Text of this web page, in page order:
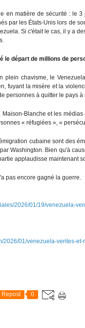
en matière de sécurité : le
par les États-Unis lors de
Si c'était le cas, il y a
le départ de millions de
plein chavisme, le
fuyant la misère et la
personnes à quitter le pays
Blanche et les
« réfugiées », «
cubaine sont des
Washington. Bien qu'à
applaudisse maintenant
pas encore gagné la guerre.
2026/01/19/venezuela-
2026/01/venezuela-verites-
Repost 0